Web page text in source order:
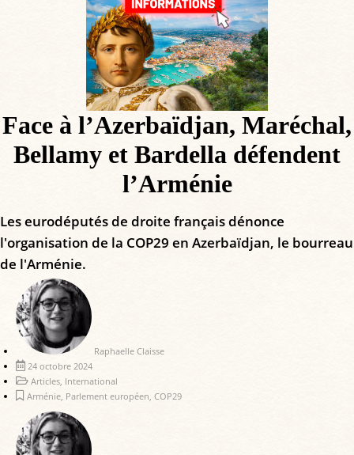
Face à l’Azerbaïdjan, Maréchal,
Bellamy et Bardella défendent
l’Arménie
Les eurodéputés de droite français dénonce
l'organisation de la COP29 en Azerbaïdjan, le bourreau
de l'Arménie.
Raphaelle Claisse
24 octobre 2024
Articles, International
Arménie, Parlement européen, COP29